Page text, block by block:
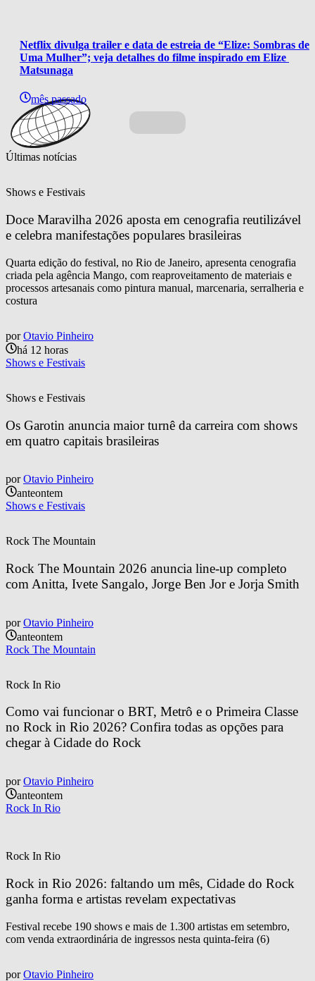
Netflix divulga trailer e data de estreia de “Elize: Sombras de
Uma Mulher”; veja detalhes do filme inspirado em Elize
Matsunaga
mês passado
Últimas notícias
Shows e Festivais
Doce Maravilha 2026 aposta em cenografia reutilizável
e celebra manifestações populares brasileiras
Quarta edição do festival, no Rio de Janeiro, apresenta cenografia
criada pela agência Mango, com reaproveitamento de materiais e
processos artesanais como pintura manual, marcenaria, serralheria e
costura
por Otavio Pinheiro
há 12 horas
Shows e Festivais
Shows e Festivais
Os Garotin anuncia maior turnê da carreira com shows
em quatro capitais brasileiras
por Otavio Pinheiro
anteontem
Shows e Festivais
Rock The Mountain
Rock The Mountain 2026 anuncia line-up completo
com Anitta, Ivete Sangalo, Jorge Ben Jor e Jorja Smith
por Otavio Pinheiro
anteontem
Rock The Mountain
Rock In Rio
Como vai funcionar o BRT, Metrô e o Primeira Classe
no Rock in Rio 2026? Confira todas as opções para
chegar à Cidade do Rock
por Otavio Pinheiro
anteontem
Rock In Rio
Rock In Rio
Rock in Rio 2026: faltando um mês, Cidade do Rock
ganha forma e artistas revelam expectativas
Festival recebe 190 shows e mais de 1.300 artistas em setembro,
com venda extraordinária de ingressos nesta quinta-feira (6)
por Otavio Pinheiro